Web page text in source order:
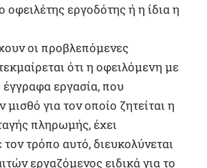
οφειλέτης εργοδότης ή η ίδια η
οι προβλεπόμενες
ότι η οφειλόμενη με
εργασία, που
μισθό για τον οποίο ζητείται η
πληρωμής, έχει
τρόπο αυτό, διευκολύνεται
εργαζόμενος ειδικά για το